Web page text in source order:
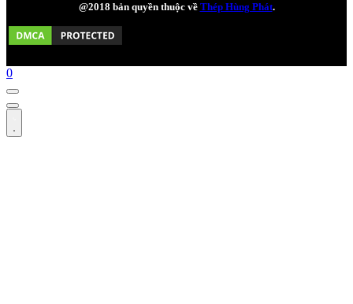
@2018 bản quyền thuộc về Thép Hùng Phát.
0